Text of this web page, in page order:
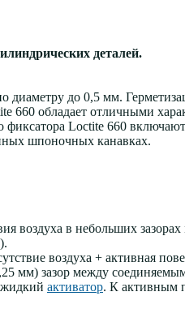
деталей.
диаметру до 0,5 мм.
660 обладает отличными
Loctite 660
шпоночных канавках.
воздуха в небольших
).
воздуха + активная
мм) зазор между
жидкий активатор. К активным